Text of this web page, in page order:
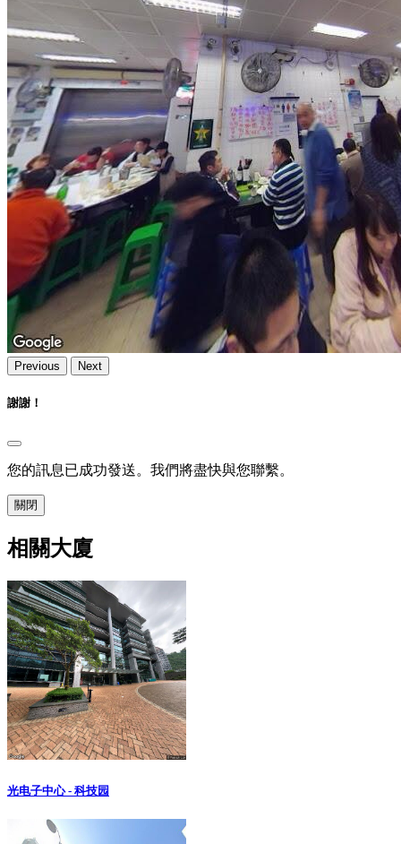
Previous Next
謝謝！
您的訊息已成功發送。我們將盡快與您聯繫。
關閉
相關大廈
光电子中心 - 科技园